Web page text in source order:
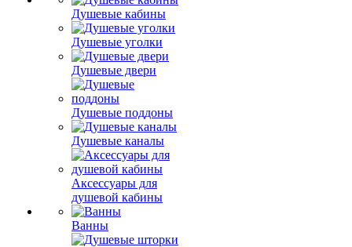
Душевые кабины
Душевые уголки
Душевые двери
Душевые поддоны
Душевые каналы
Аксессуары для
душевой кабины
Ванны